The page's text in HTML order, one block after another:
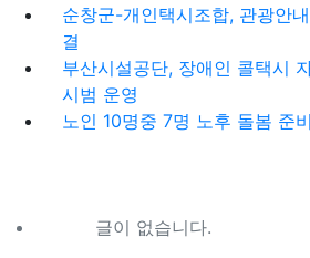
순창군-개인택시조합, 관광안
결
부산시설공단, 장애인 콜택시
시범 운영
노인 10명중 7명 노후 돌봄 준
글이 없습니다.